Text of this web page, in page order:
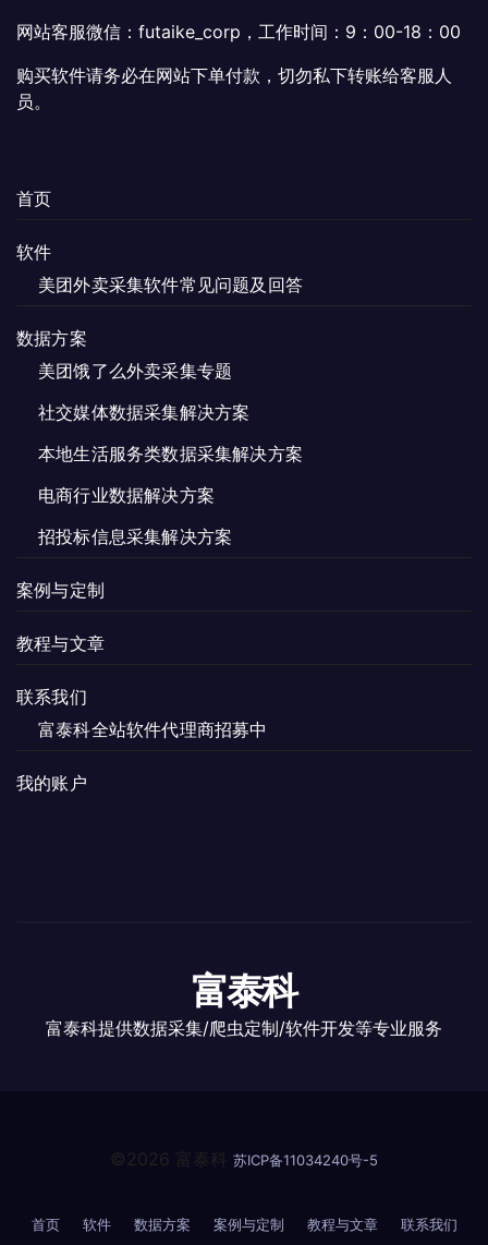
网站客服微信：futaike_corp，工作时间：9：00-18：00
购买软件请务必在网站下单付款，切勿私下转账给客服人
员。
首页
软件
美团外卖采集软件常见问题及回答
数据方案
美团饿了么外卖采集专题
社交媒体数据采集解决方案
本地生活服务类数据采集解决方案
电商行业数据解决方案
招投标信息采集解决方案
案例与定制
教程与文章
联系我们
富泰科全站软件代理商招募中
我的账户
富泰科
富泰科提供数据采集/爬虫定制/软件开发等专业服务
©2026 富泰科 苏ICP备11034240号-5
首页 软件 数据方案 案例与定制 教程与文章 联系我们